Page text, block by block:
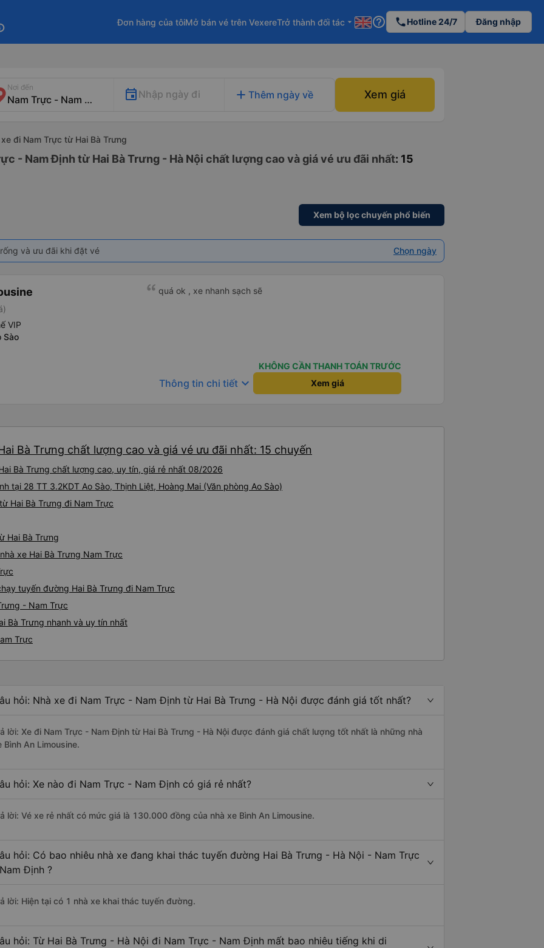
Đơn hàng của tôiMở bán vé trên VexereTrở thành đối tác arrow_drop_down help_outline phoneHotline 24/7 Đăng nhập
Nơi đến
Nhập ngày đi add Thêm ngày về Xem giá
xe đi Nam Trực từ Hai Bà Trưng
- Nam Định từ Hai Bà Trưng - Hà Nội chất lượng cao và giá vé ưu đãi nhất: 15
Xem bộ lọc chuyến phổ biến
và ưu đãi khi đặt vé Chọn ngày
VIP
Sào
quá ok , xe nhanh sạch sẽ
KHÔNG CẦN THANH TOÁN TRƯỚC
Thông tin chi tiết keyboard_arrow_down Xem giá
Bà Trưng chất lượng cao và giá vé ưu đãi nhất: 15 chuyến
Bà Trưng chất lượng cao, uy tín, giá rẻ nhất 08/2026
tại 28 TT 3.2KDT Ao Sào, Thịnh Liệt, Hoàng Mai (Văn phòng Ao Sào)
Hai Bà Trưng đi Nam Trực
Hai Bà Trưng
xe Hai Bà Trưng Nam Trực
tuyến đường Hai Bà Trưng đi Nam Trực
- Nam Trực
Bà Trưng nhanh và uy tín nhất
Trực
hỏi: Nhà xe đi Nam Trực - Nam Định từ Hai Bà Trưng - Hà Nội được đánh giá tốt nhất?
lời: Xe đi Nam Trực - Nam Định từ Hai Bà Trưng - Hà Nội được đánh giá chất lượng tốt nhất là những nhà
Bình An Limousine.
hỏi: Xe nào đi Nam Trực - Nam Định có giá rẻ nhất?
lời: Vé xe rẻ nhất có mức giá là 130.000 đồng của nhà xe Bình An Limousine.
hỏi: Có bao nhiêu nhà xe đang khai thác tuyến đường Hai Bà Trưng - Hà Nội - Nam Trực
Định ?
lời: Hiện tại có 1 nhà xe khai thác tuyến đường.
hỏi: Từ Hai Bà Trưng - Hà Nội đi Nam Trực - Nam Định mất bao nhiêu tiếng khi di